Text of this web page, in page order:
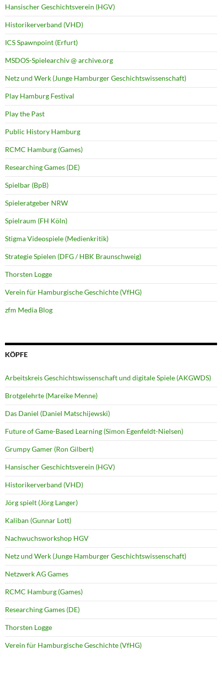
Hansischer Geschichtsverein (HGV)
Historikerverband (VHD)
ICS Spawnpoint (Erfurt)
MSDOS-Spielearchiv @ archive.org
Netz und Werk (Junge Hamburger Geschichtswissenschaft)
Play Hamburg Festival
Play the Past
Public History Hamburg
RCMC Hamburg (Games)
Researching Games (DE)
Spielbar (BpB)
Spieleratgeber NRW
Spielraum (FH Köln)
Stigma Videospiele (Medienkritik)
Strategie Spielen (DFG / HBK Braunschweig)
Thorsten Logge
Verein für Hamburgische Geschichte (VfHG)
zfm Media Blog
KÖPFE
Arbeitskreis Geschichtswissenschaft und digitale Spiele (AKGWDS)
Brotgelehrte (Mareike Menne)
Das Daniel (Daniel Matschijewski)
Future of Game-Based Learning (Simon Egenfeldt-Nielsen)
Grumpy Gamer (Ron Gilbert)
Hansischer Geschichtsverein (HGV)
Historikerverband (VHD)
Jörg spielt (Jörg Langer)
Kaliban (Gunnar Lott)
Nachwuchsworkshop HGV
Netz und Werk (Junge Hamburger Geschichtswissenschaft)
Netzwerk AG Games
RCMC Hamburg (Games)
Researching Games (DE)
Thorsten Logge
Verein für Hamburgische Geschichte (VfHG)